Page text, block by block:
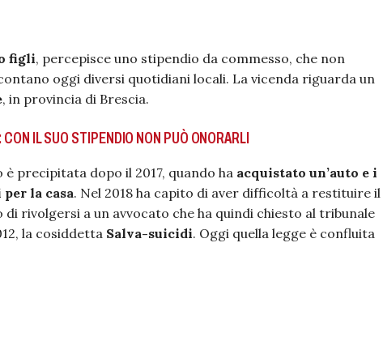
figli, percepisce uno stipendio da commesso, che non
oggi diversi quotidiani locali. La vicenda riguarda un
, in provincia di Brescia.
IL SUO STIPENDIO NON PUÒ ONORARLI
precipitata dopo il 2017, quando ha acquistato un’auto e i
la casa. Nel 2018 ha capito di aver difficoltà a restituire il
di rivolgersi a un avvocato che ha quindi chiesto al tribunale
la cosiddetta Salva-suicidi. Oggi quella legge è confluita